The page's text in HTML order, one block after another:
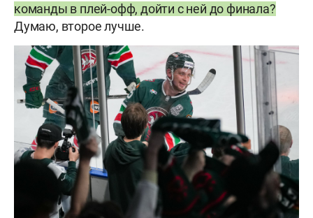
команды в плей-офф, дойти с ней до финала?
Думаю, второе лучше.